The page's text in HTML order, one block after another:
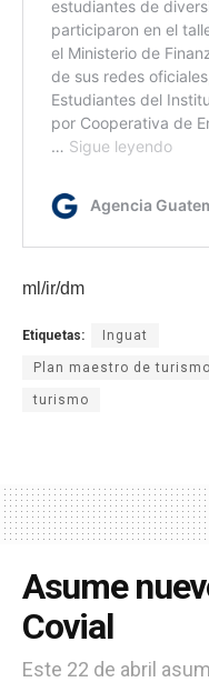
ml/ir/dm
Etiquetas: Inguat
Plan maestro de
turismo
Asume
Covial
Este 22 de abril